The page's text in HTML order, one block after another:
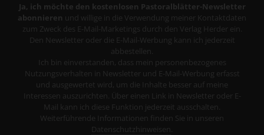
Ja, ich möchte den kostenlosen Pastoralblätter-Newsletter
abonnieren und willige in die Verwendung meiner Kontaktdaten
zum Zweck des E-Mail-Marketings durch den Verlag Herder ein.
Den Newsletter oder die E-Mail-Werbung kann ich jederzeit
abbestellen.
Ich bin einverstanden, dass mein personenbezogenes
Nutzungsverhalten in Newsletter und E-Mail-Werbung erfasst
und ausgewertet wird, um die Inhalte besser auf meine
Interessen auszurichten. Über einen Link in Newsletter oder E-
Mail kann ich diese Funktion jederzeit ausschalten.
Weiterführende Informationen finden Sie in unseren
Datenschutzhinweisen